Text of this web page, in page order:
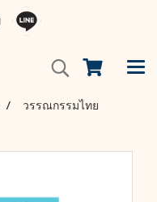
วรรณกรรมไทย